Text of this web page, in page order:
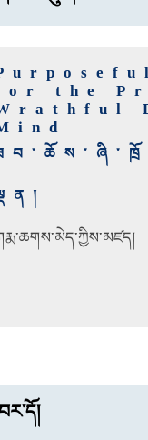
the
བར་དོ།